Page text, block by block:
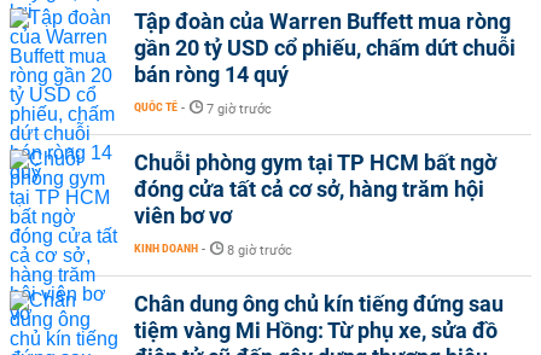
Tập đoàn của Warren Buffett mua ròng
gần 20 tỷ USD cổ phiếu, chấm dứt chuỗi
bán ròng 14 quý
QUỐC TẾ - 7 giờ trước
Chuỗi phòng gym tại TP HCM bất ngờ
đóng cửa tất cả cơ sở, hàng trăm hội
viên bơ vơ
KINH DOANH - 8 giờ trước
Chân dung ông chủ kín tiếng đứng sau
tiệm vàng Mi Hồng: Từ phụ xe, sửa đồ